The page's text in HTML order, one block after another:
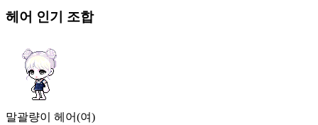
헤어 인기 조합
말괄량이 헤어(여)